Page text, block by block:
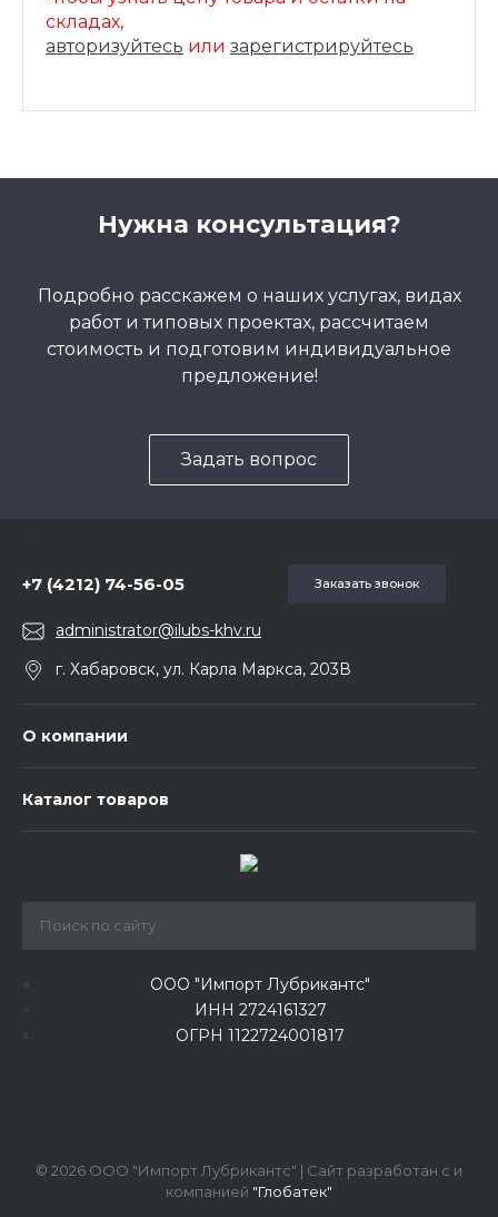
складах,
авторизуйтесь или зарегистрируйтесь
Нужна консультация?
Подробно расскажем о наших услугах, видах
работ и типовых проектах, рассчитаем
стоимость и подготовим индивидуальное
предложение!
Задать вопрос
+7 (4212) 74-56-05 Заказать звонок
administrator@ilubs-khv.ru
г. Хабаровск, ул. Карла Маркса, 203В
О компании
Каталог товаров
ООО "Импорт Лубрикантс"
ИНН 2724161327
ОГРН 1122724001817
© 2026 ООО "Импорт Лубрикантс" | Сайт разработан с и
компанией "Глобатек"